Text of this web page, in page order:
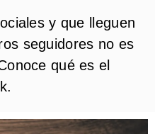
y que lleguen
seguidores no es
qué es el